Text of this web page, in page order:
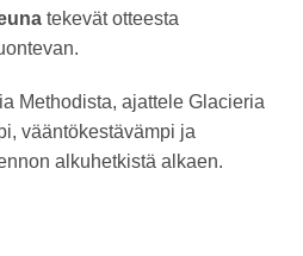
tekevät otteesta
Methodista, ajattele Glacieria
vääntökestävämpi ja
alkuhetkistä alkaen.